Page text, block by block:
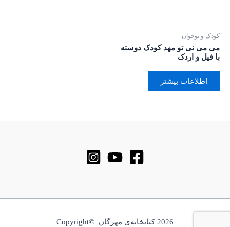
کودک و نوجوان
می می نی تو مهد کودک دوسته
با فیل و اردک
اطلاعات بیشتر
2026 کتابخانه‌ی مهرگان ©Copyright